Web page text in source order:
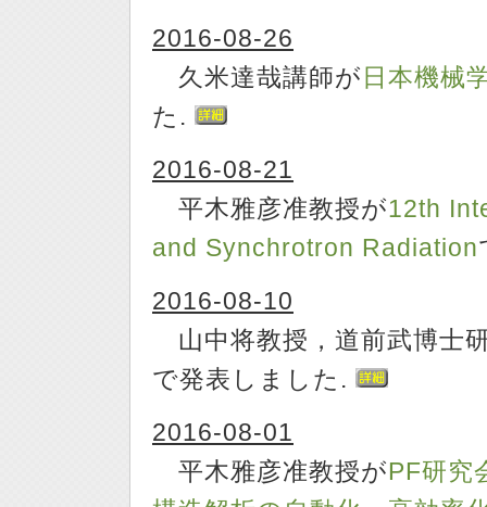
2016-08-26
久米達哉講師が日本機械
た.
2016-08-21
平木雅彦准教授が12th
and Synchrotron Radiation
2016-08-10
山中将教授，道前武博士
で発表しました.
2016-08-01
平木雅彦准教授がPF研究